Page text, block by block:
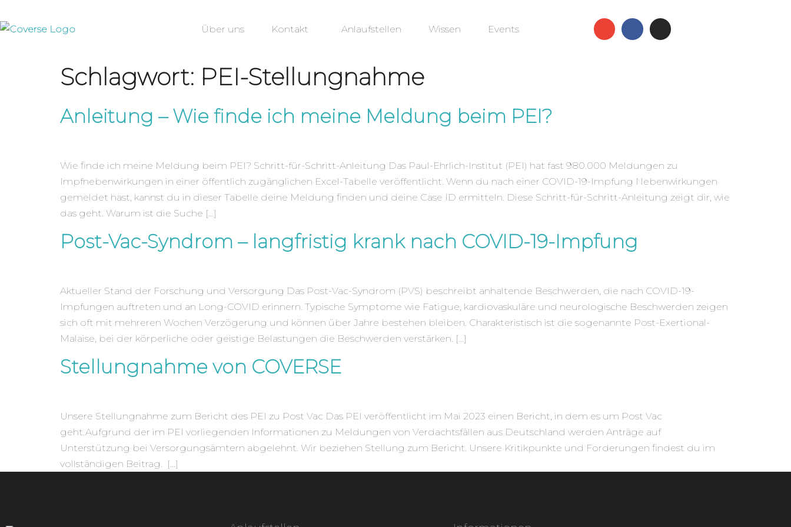
Über uns Kontakt Anlaufstellen Wissen Events
Schlagwort: PEI-Stellungnahme
Anleitung – Wie finde ich meine Meldung beim PEI?
Wie finde ich meine Meldung beim PEI? Schritt-für-Schritt-Anleitung Das Paul-Ehrlich-Institut (PEI) hat fast 980.000 Meldungen zu
Impfnebenwirkungen in einer öffentlich zugänglichen Excel-Tabelle veröffentlicht. Wenn du nach einer COVID-19-Impfung Nebenwirkungen
gemeldet hast, kannst du in dieser Tabelle deine Meldung finden und deine Case ID ermitteln. Diese Schritt-für-Schritt-Anleitung zeigt dir, wie
das geht. Warum ist die Suche […]
Post-Vac-Syndrom – langfristig krank nach COVID-19-Impfung
Aktueller Stand der Forschung und Versorgung Das Post-Vac-Syndrom (PVS) beschreibt anhaltende Beschwerden, die nach COVID-19-
Impfungen auftreten und an Long-COVID erinnern. Typische Symptome wie Fatigue, kardiovaskuläre und neurologische Beschwerden zeigen
sich oft mit mehreren Wochen Verzögerung und können über Jahre bestehen bleiben. Charakteristisch ist die sogenannte Post-Exertional-
Malaise, bei der körperliche oder geistige Belastungen die Beschwerden verstärken. […]
Stellungnahme von COVERSE
Unsere Stellungnahme zum Bericht des PEI zu Post Vac Das PEI veröffentlicht im Mai 2023 einen Bericht, in dem es um Post Vac
geht.Aufgrund der im PEI vorliegenden Informationen zu Meldungen von Verdachtsfällen aus Deutschland werden Anträge auf
Unterstützung bei Versorgungsämtern abgelehnt. Wir beziehen Stellung zum Bericht. Unsere Kritikpunkte und Forderungen findest du im
vollständigen Beitrag. […]